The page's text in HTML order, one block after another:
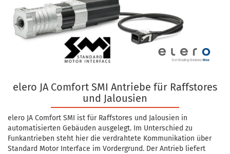
elero JA Comfort SMI Antriebe für Raffstores
und Jalousien
elero JA Comfort SMI ist für Raffstores und Jalousien in
automatisierten Gebäuden ausgelegt. Im Unterschied zu
Funkantrieben steht hier die verdrahtete Kommunikation über
Standard Motor Interface im Vordergrund. Der Antrieb liefert